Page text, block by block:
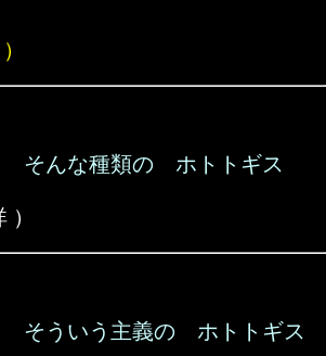
）
そんな種類の ホトトギス
）
そういう主義の ホトトギス